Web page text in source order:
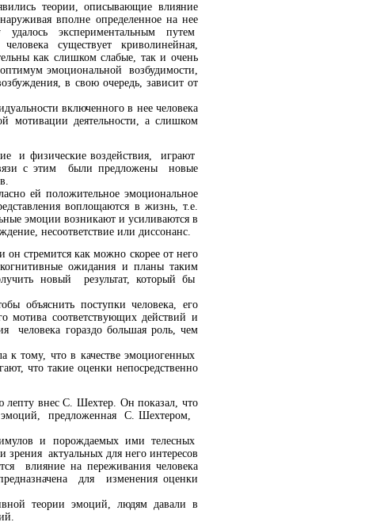
теории, описывающие влияние
вполне определенное на нее
удалось экспериментальным путем
существует криволинейная,
как слишком слабые, так и очень
эмоциональной возбудимости,
в свою очередь, зависит от
включенного в нее человека
мотивации деятельности, а слишком
и физические воздействия, играют
с этим были предложены новые
ей положительное эмоциональное
воплощаются в жизнь, т.е.
эмоции возникают и усиливаются в
несоответствие или диссонанс.
он стремится как можно скорее от него
ожидания и планы таким
новый результат, который бы
объяснить поступки человека, его
мотива соответствующих действий и
человека гораздо большая роль, чем
к тому, что в качестве эмоциогенных
что такие оценки непосредственно
лепту внес С. Шехтер. Он показал, что
предложенная С. Шехтером,
и порождаемых ими телесных
актуальных для него интересов
влияние на переживания человека
для изменения оценки
теории эмоций, людям давали в